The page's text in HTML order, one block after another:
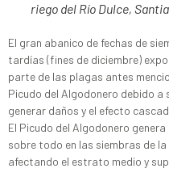
riego del Río Dulce,
El gran abanico de fechas de
tardías (fines de diciembre)
parte de las plagas antes
Picudo del Algodonero debido
generar daños y el efecto
El Picudo del Algodonero
sobre todo en las siembras de
afectando el estrato medio y